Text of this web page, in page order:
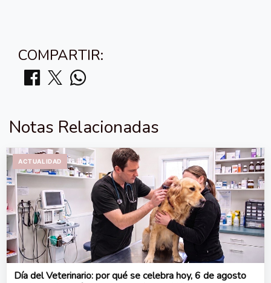
COMPARTIR:
Notas Relacionadas
ACTUALIDAD
Día del Veterinario: por qué se celebra hoy, 6 de agosto